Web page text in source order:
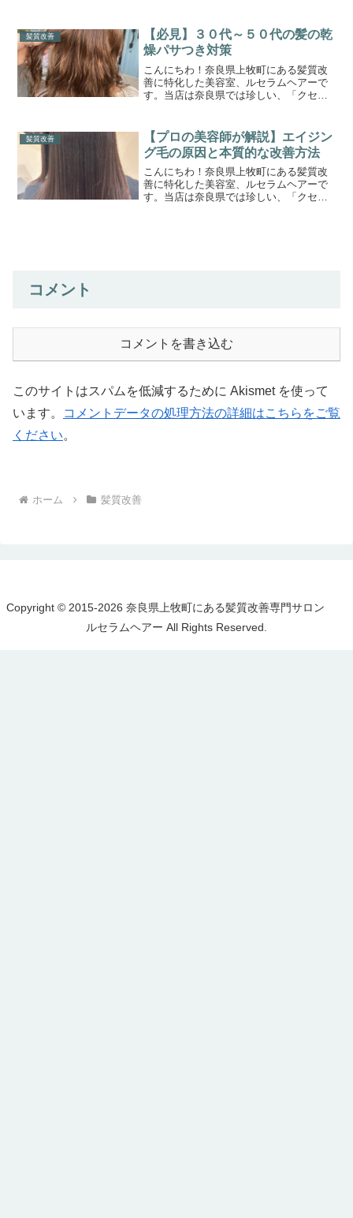
立ちできれば嬉しく思います。ひとりひ
とりに合わせた、オーダー...
髪質改善
【必見】３０代～５０代の髪の乾
燥パサつき対策
こんにちわ！奈良県上牧町にある髪質改
善に特化した美容室、ルセラムヘアーで
す。当店は奈良県では珍しい、「クセ毛
お役立ちできれば嬉しく思います。ひと
りひとりに合わせた、オー...
髪質改善
【プロの美容師が解説】エイジン
グ毛の原因と本質的な改善方法
こんにちわ！奈良県上牧町にある髪質改
善に特化した美容室、ルセラムヘアーで
す。当店は奈良県では珍しい、「クセ毛
コメント
コメントを書き込む
このサイトはスパムを低減するために Akismet を使って
います。
コメントデータの処理方法の詳細はこちらをご覧
ください。
ホーム 髪質改善
Copyright © 2015-2026 奈良県上牧町にある髪質改善専門サロン
ルセラムヘアー All Rights Reserved.